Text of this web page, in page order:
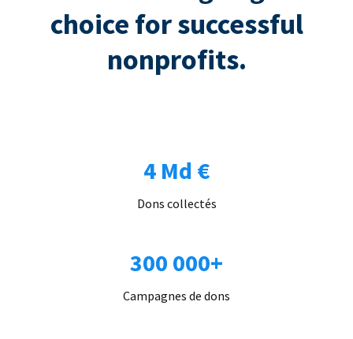
choice for successful
nonprofits.
4 Md €
Dons collectés
300 000+
Campagnes de dons